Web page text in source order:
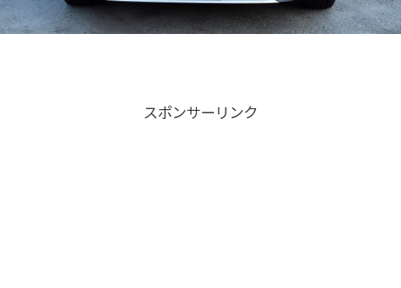
スポンサーリンク